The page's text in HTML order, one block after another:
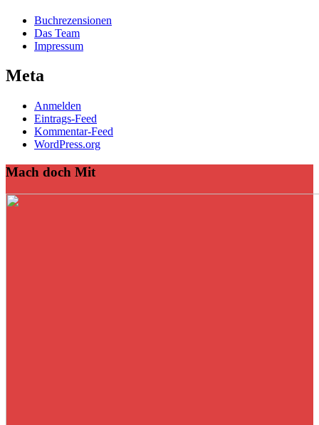
Buchrezensionen
Das Team
Impressum
Meta
Anmelden
Eintrags-Feed
Kommentar-Feed
WordPress.org
Mach doch Mit